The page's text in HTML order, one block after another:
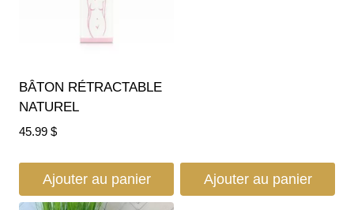
BÂTON RÉTRACTABLE
NATUREL
45.99 $
Ajouter au panier Ajouter au panier